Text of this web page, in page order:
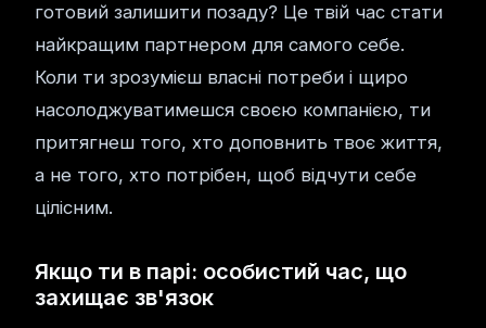
готовий залишити позаду? Це твій час стати
найкращим партнером для самого себе.
Коли ти зрозумієш власні потреби і щиро
насолоджуватимешся своєю компанією, ти
притягнеш того, хто доповнить твоє життя,
а не того, хто потрібен, щоб відчути себе
цілісним.
Якщо ти в парі: особистий час, що
захищає зв'язок